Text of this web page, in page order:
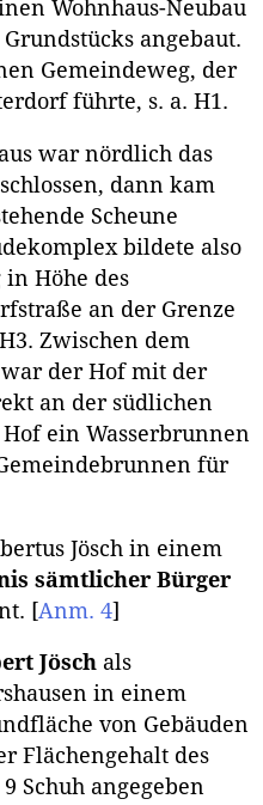
Wohnhaus-Neubau
angebaut.
Gemeindeweg, der
führte, s. a. H1.
war nördlich das
dann kam
Scheune
bildete also
Höhe des
an der Grenze
Zwischen dem
der Hof mit der
an der südlichen
ein Wasserbrunnen
für
Jösch in einem
sämtlicher Bürger
[Anm. 4]
Jösch als
in einem
von Gebäuden
Flächengehalt des
Schuh angegeben